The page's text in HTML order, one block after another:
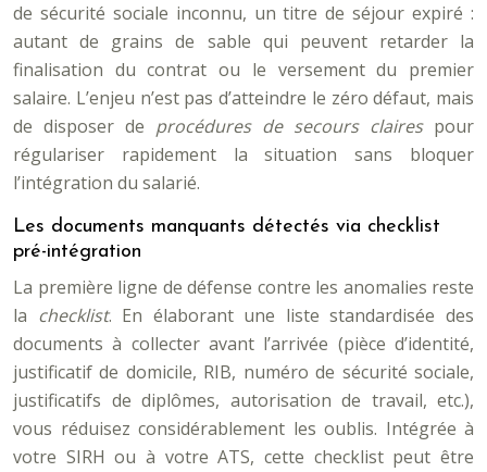
de sécurité sociale inconnu, un titre de séjour expiré :
autant de grains de sable qui peuvent retarder la
finalisation du contrat ou le versement du premier
salaire. L’enjeu n’est pas d’atteindre le zéro défaut, mais
de disposer de procédures de secours clairespour
régulariser rapidement la situation sans bloquer
l’intégration du salarié.
Les documents manquants détectés via checklist
pré-intégration
La première ligne de défense contre les anomalies reste
la checklist. En élaborant une liste standardisée des
documents à collecter avant l’arrivée (pièce d’identité,
justificatif de domicile, RIB, numéro de sécurité sociale,
justificatifs de diplômes, autorisation de travail, etc.),
vous réduisez considérablement les oublis. Intégrée à
votre SIRH ou à votre ATS, cette checklist peut être